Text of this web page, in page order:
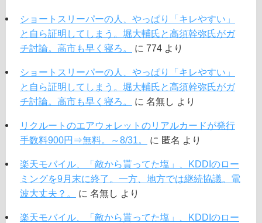
ショートスリーパーの人、やっぱり「キレやすい」
と自ら証明してしまう。堀大輔氏と高須幹弥氏がガ
チ討論。高市も早く寝ろ。
に 774より
ショートスリーパーの人、やっぱり「キレやすい」
と自ら証明してしまう。堀大輔氏と高須幹弥氏がガ
チ討論。高市も早く寝ろ。
に 名無し より
リクルートのエアウォレットのリアルカードが発行
手数料900円⇒無料。～8/31。
に 匿名 より
楽天モバイル、「敵から貰ってた塩」、KDDIのロー
ミングを9月末に終了。一方、地方では継続協議。電
波大丈夫？。
に 名無し より
楽天モバイル、「敵から貰ってた塩」、KDDIのロー